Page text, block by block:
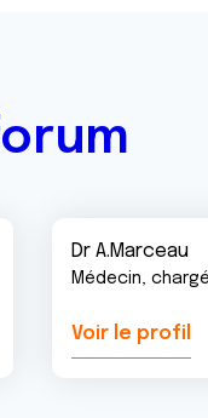
Dr A.Marceau
Médecin,
Voir le profil